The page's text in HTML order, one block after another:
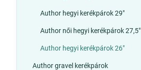
Author hegyi kerékpárok 29"
Author női hegyi kerékpárok 27,5"
Author hegyi kerékpárok 26"
Author gravel kerékpárok